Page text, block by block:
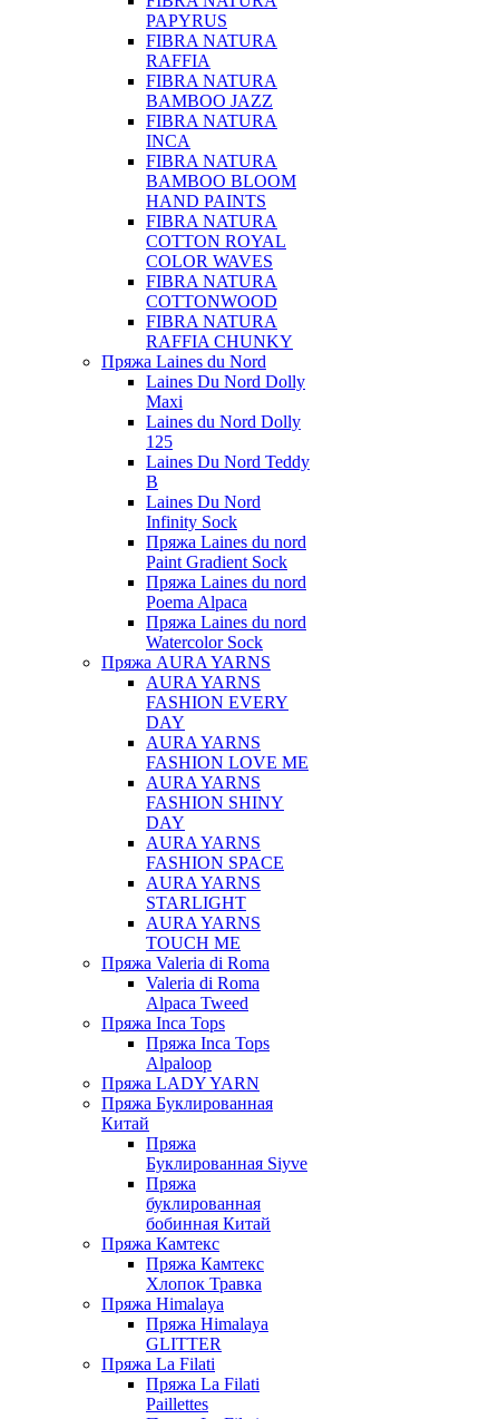
PAPYRUS
FIBRA NATURA
RAFFIA
FIBRA NATURA
BAMBOO JAZZ
FIBRA NATURA
INCA
FIBRA NATURA
BAMBOO BLOOM
HAND PAINTS
FIBRA NATURA
COTTON ROYAL
COLOR WAVES
FIBRA NATURA
COTTONWOOD
FIBRA NATURA
RAFFIA CHUNKY
Пряжа Laines du Nord
Laines Du Nord Dolly
Maxi
Laines du Nord Dolly
125
Laines Du Nord Teddy
B
Laines Du Nord
Infinity Sock
Пряжа Laines du nord
Paint Gradient Sock
Пряжа Laines du nord
Poema Alpaca
Пряжа Laines du nord
Watercolor Sock
Пряжа AURA YARNS
AURA YARNS
FASHION EVERY
DAY
AURA YARNS
FASHION LOVE ME
AURA YARNS
FASHION SHINY
DAY
AURA YARNS
FASHION SPACE
AURA YARNS
STARLIGHT
AURA YARNS
TOUCH ME
Пряжа Valeria di Roma
Valeria di Roma
Alpaca Tweed
Пряжа Inca Tops
Пряжа Inca Tops
Alpaloop
Пряжа LADY YARN
Пряжа Буклированная
Китай
Пряжа
Буклированная Siyve
Пряжа
буклированная
бобинная Китай
Пряжа Камтекс
Пряжа Камтекс
Хлопок Травка
Пряжа Himalaya
Пряжа Himalaya
GLITTER
Пряжа La Filati
Пряжа La Filati
Paillettes